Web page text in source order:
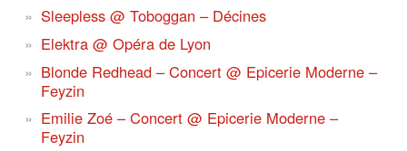
Sleepless @ Toboggan – Décines
Elektra @ Opéra de Lyon
Blonde Redhead – Concert @ Epicerie Moderne –
Feyzin
Emilie Zoé – Concert @ Epicerie Moderne –
Feyzin